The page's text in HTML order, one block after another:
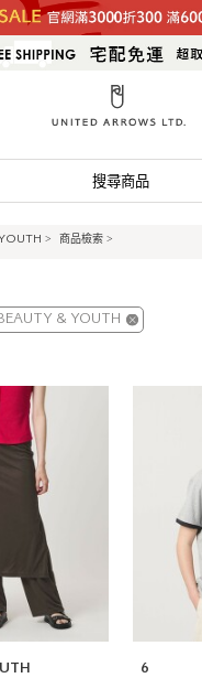
搜尋商品
> 商品檢索 >
& YOUTH
6